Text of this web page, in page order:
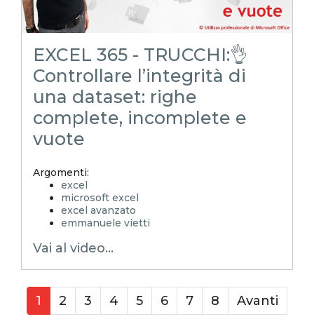
isomitted
cercax
cercatutto
EXCEL 365 - TRUCCHI:👌
Controllare l’integrità di
una dataset: righe
complete, incomplete e
vuote
Argomenti:
excel
microsoft excel
excel avanzato
emmanuele vietti
excel tutorial ita
reporting in excel
Experta
xlsx
excel magico
Vai al video...
1 2 3 4 5 6 7 8 Avanti